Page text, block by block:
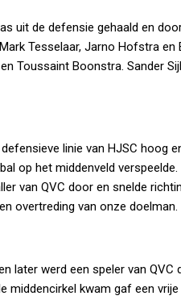
uit de defensie gehaald en
Tesselaar, Jarno Hofstra en
Toussaint Boonstra. Sander
linie van HJSC hoog
op het middenveld verspeelde.
van QVC door en snelde
overtreding van onze
later werd een speler van QVC
middencirkel kwam gaf een